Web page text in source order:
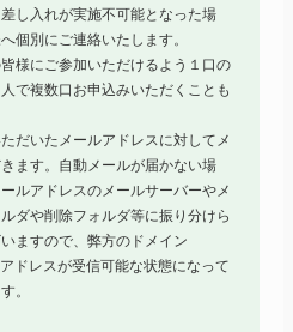
し入れが実施不可能となった場
個別にご連絡いたします。
様にご参加いただけるよう１口の
で複数口お申込みいただくことも
だいたメールアドレスに対してメ
ます。自動メールが届かない場
ルアドレスのメールサーバーやメ
ダや削除フォルダ等に振り分けら
ますので、弊方のドメイン
アドレスが受信可能な状態になって
。